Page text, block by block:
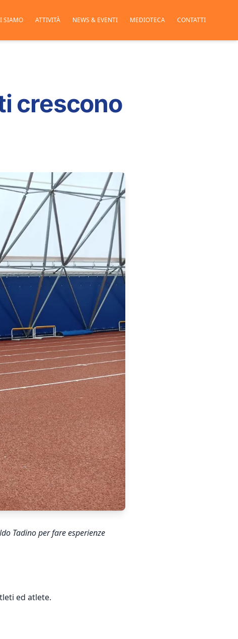
SIAMO ATTIVITÀ NEWS & EVENTI MEDIOTECA CONTATTI
crescono
Tadino per fare esperienze
ed atlete.